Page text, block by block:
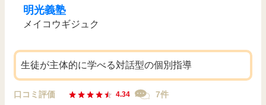
明光義塾
メイコウギジュク
生徒が主体的に学べる対話型の個別指導
口コミ評価 4.34 7件